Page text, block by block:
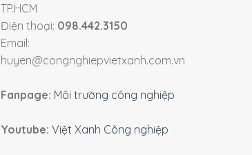
TP.HCM
Điện thoại: 098.442.3150
Email:
huyen@congnghiepvietxanh.com.vn
Fanpage: Môi trường công nghiệp
Youtube: Việt Xanh Công nghiệp